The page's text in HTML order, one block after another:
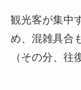
観光客が集中
め、混雑具合
（その分、往